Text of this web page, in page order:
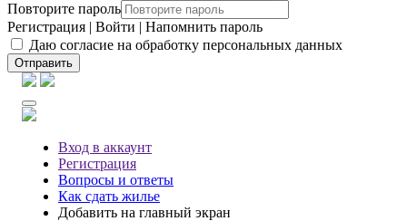
Повторите пароль
Регистрация | Войти | Напомнить пароль
Даю согласие на обработку персональных данных
Отправить
Вход в аккаунт
Регистрация
Вопросы и ответы
Как сдать жилье
Добавить на главный экран